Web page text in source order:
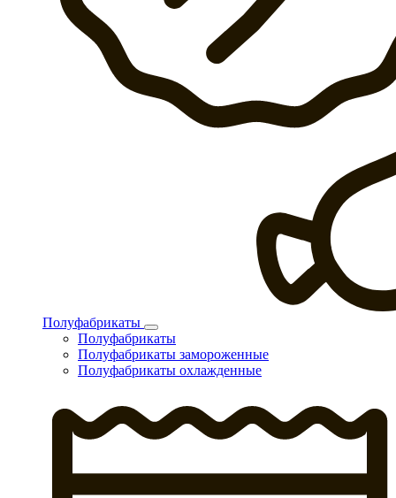
Полуфабрикаты
Полуфабрикаты
Полуфабрикаты замороженные
Полуфабрикаты охлажденные